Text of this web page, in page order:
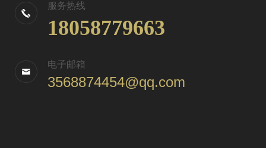
服务热线
18058779663
电子邮箱
3568874454@qq.com